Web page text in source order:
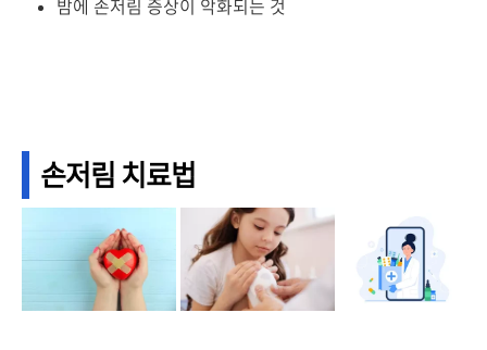
밤에 손저림 증상이 악화되는 것
손저림 치료법